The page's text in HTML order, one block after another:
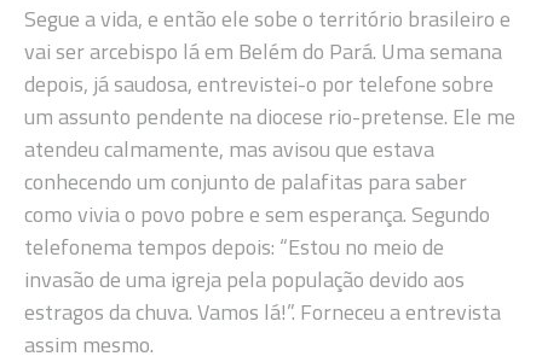
Segue a vida, e então ele sobe o território brasileiro e
vai ser arcebispo lá em Belém do Pará. Uma semana
depois, já saudosa, entrevistei-o por telefone sobre
um assunto pendente na diocese rio-pretense. Ele me
atendeu calmamente, mas avisou que estava
conhecendo um conjunto de palafitas para saber
como vivia o povo pobre e sem esperança. Segundo
telefonema tempos depois: “Estou no meio de
invasão de uma igreja pela população devido aos
estragos da chuva. Vamos lá!”. Forneceu a entrevista
assim mesmo.